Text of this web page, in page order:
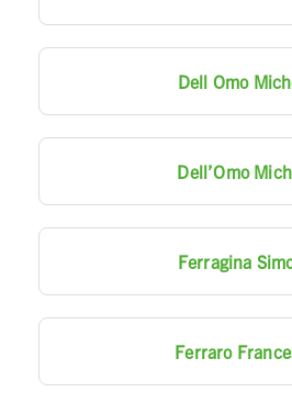
Dell Omo
Dell’Omo
Ferragina
Ferraro